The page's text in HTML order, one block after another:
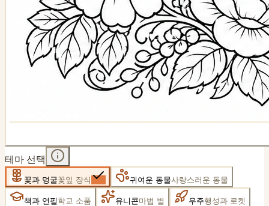
테마 선택
꽃과 덩굴꽃잎 장식 귀여운 동물사랑스러운 동물
책과 연필 학교 소품 유니콘마법 별 우주행성과 로켓